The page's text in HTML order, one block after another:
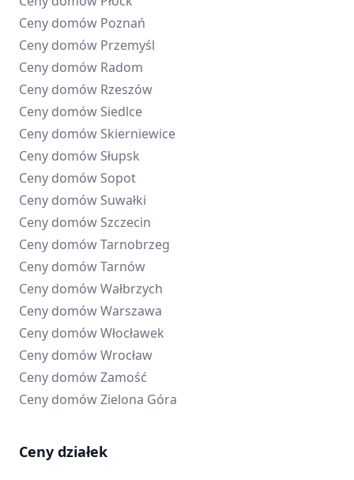
Ceny domów Poznań
Ceny domów Przemyśl
Ceny domów Radom
Ceny domów Rzeszów
Ceny domów Siedlce
Ceny domów Skierniewice
Ceny domów Słupsk
Ceny domów Sopot
Ceny domów Suwałki
Ceny domów Szczecin
Ceny domówTarnobrzeg
Ceny domówTarnów
Ceny domówWałbrzych
Ceny domówWarszawa
Ceny domówWłocławek
Ceny domówWrocław
Ceny domówZamość
Ceny domówZielona Góra
Ceny działek